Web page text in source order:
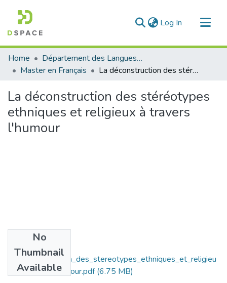
Log In (current)
Communities & Collections
All of DSpace
Home
Département des Langues étrangères
Master en Français
La déconstruction des stéréotypes ethniques et religieux à travers l'humour
La déconstruction des stéréotypes
ethniques et religieux à travers
l'humour
No
Thumbnail
Available
La_deconstruction_des_stereotypes_ethniques_et_religieu
x_à_travers_l'humour.pdf(6.75 MB)